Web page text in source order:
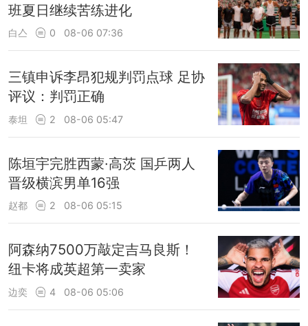
班夏日继续苦练进化
白亼 0 08-06 07:36
三镇申诉李昂犯规判罚点球 足协
评议：判罚正确
泰坦 2 08-06 05:47
陈垣宇完胜西蒙·高茨 国乒两人
晋级横滨男单16强
赵都 2 08-06 05:15
阿森纳7500万敲定吉马良斯！
纽卡将成英超第一卖家
边奕 4 08-06 05:06